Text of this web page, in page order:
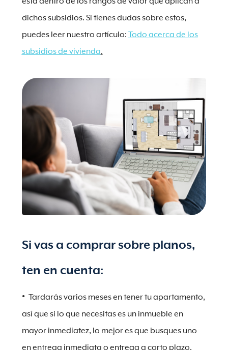
dichos subsidios. Si tienes dudas sobre estos,
puedes leer nuestro artículo: Todo acerca de los
subsidios de vivienda.
Si vas a comprar sobre planos,
ten en cuenta:
Tardarás varios meses en tener tu apartamento,
así que si lo que necesitas es un inmueble en
mayor inmediatez, lo mejor es que busques uno
en entrega inmediata o entrega a corto plazo.